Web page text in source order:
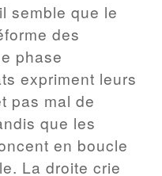
semble que le
des
phase
expriment leurs
pas mal de
que les
en boucle
La droite crie